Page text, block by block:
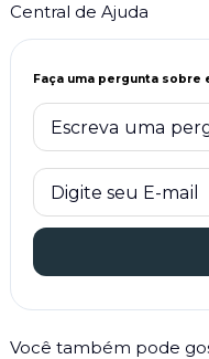
Central de Ajuda
Faça uma pergunta sobre
Você também pode